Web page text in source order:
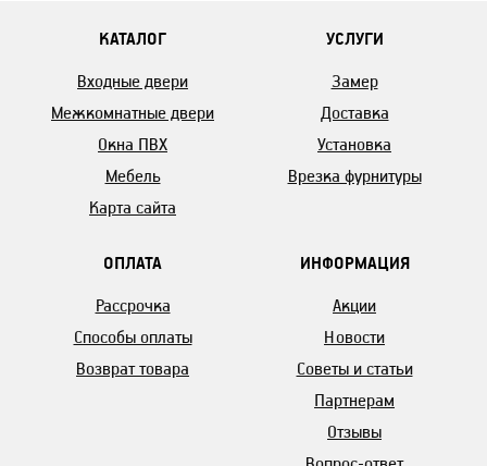
КАТАЛОГ
Входные двери
Межкомнатные двери
Окна ПВХ
Мебель
Карта сайта
УСЛУГИ
Замер
Доставка
Установка
Врезка фурнитуры
ОПЛАТА
Рассрочка
Способы оплаты
Возврат товара
ИНФОРМАЦИЯ
Акции
Новости
Советы и статьи
Партнерам
Отзывы